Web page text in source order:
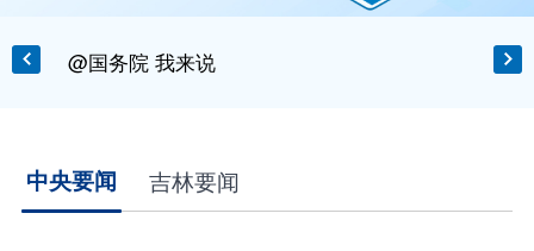
来白山露营 享清凉之境
中央要闻 吉林要闻